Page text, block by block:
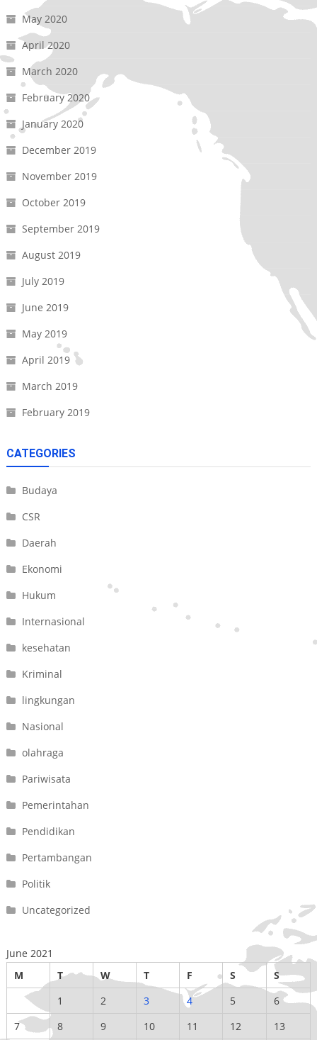
May 2020
April 2020
March 2020
February 2020
January 2020
December 2019
November 2019
October 2019
September 2019
August 2019
July 2019
June 2019
May 2019
April 2019
March 2019
February 2019
CATEGORIES
Budaya
CSR
Daerah
Ekonomi
Hukum
Internasional
kesehatan
Kriminal
lingkungan
Nasional
olahraga
Pariwisata
Pemerintahan
Pendidikan
Pertambangan
Politik
Uncategorized
June 2021
M
T W T F S
S
1
2 3 4 5
6
7
8 9 10 11 12 13